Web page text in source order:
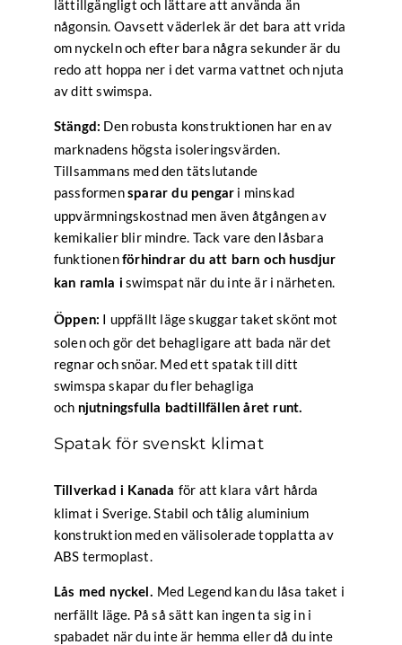
lättillgängligt och lättare att använda än
någonsin. Oavsett väderlek är det bara att vrida
om nyckeln och efter bara några sekunder är du
redo att hoppa ner i det varma vattnet och njuta
av ditt swimspa.
Stängd: Den robusta konstruktionen har en av
marknadens högsta isoleringsvärden.
Tillsammans med den tätslutande
passformen sparar du pengar i minskad
uppvärmningskostnad men även åtgången av
kemikalier blir mindre. Tack vare den låsbara
funktionen förhindrar du att barn och husdjur
kan ramla i swimspat när du inte är i närheten.
Öppen: I uppfällt läge skuggar taket skönt mot
solen och gör det behagligare att bada när det
regnar och snöar. Med ett spatak till ditt
swimspa skapar du fler behagliga
och njutningsfulla badtillfällen året runt.
Spatak för svenskt klimat
Tillverkad i Kanada för att klara vårt hårda
klimat i Sverige. Stabil och tålig aluminium
konstruktion med en välisolerade topplatta av
ABS termoplast.
Lås med nyckel. Med Legend kan du låsa taket i
nerfällt läge. På så sätt kan ingen ta sig in i
spabadet när du inte är hemma eller då du inte